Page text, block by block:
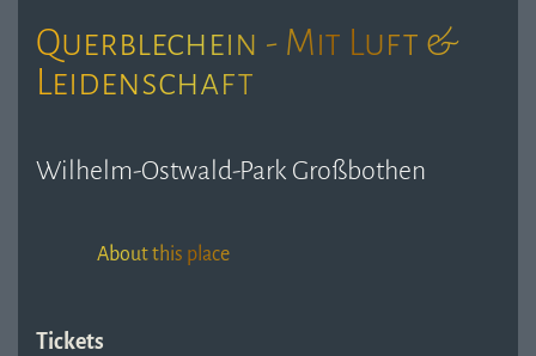
Querblechein - Mit Luft &
Leidenschaft
Wilhelm-Ostwald-Park Großbothen
About this place
Tickets